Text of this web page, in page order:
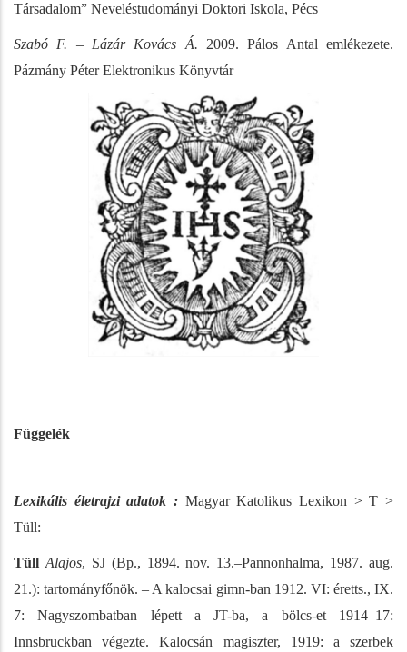
Társadalom” Neveléstudományi Doktori Iskola, Pécs
Szabó F. – Lázár Kovács Á. 2009. Pálos Antal emlékezete.
Pázmány Péter Elektronikus Könyvtár
Függelék
Lexikális életrajzi adatok : Magyar Katolikus Lexikon > T >
Tüll:
Tüll Alajos, SJ (Bp., 1894. nov. 13.–Pannonhalma, 1987. aug.
21.): tartományfőnök. – A kalocsai gimn-ban 1912. VI: éretts., IX.
7: Nagyszombatban lépett a JT-ba, a bölcs-et 1914–17:
Innsbruckban végezte. Kalocsán magiszter, 1919: a szerbek